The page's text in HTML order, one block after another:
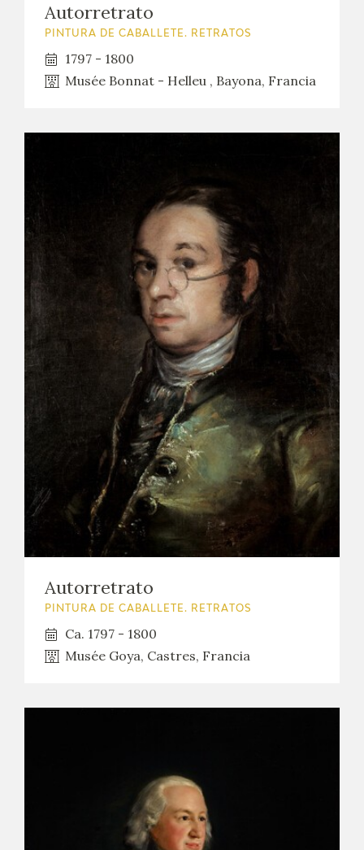
Autorretrato
PINTURA DE CABALLETE. RETRATOS
1797 - 1800
Musée Bonnat - Helleu , Bayona, Francia
Autorretrato
PINTURA DE CABALLETE. RETRATOS
Ca. 1797 - 1800
Musée Goya, Castres, Francia